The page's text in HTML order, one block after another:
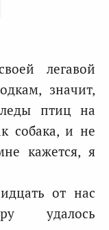
легавой
значит,
птиц на
собака, и не
кажется, я
от нас
удалось